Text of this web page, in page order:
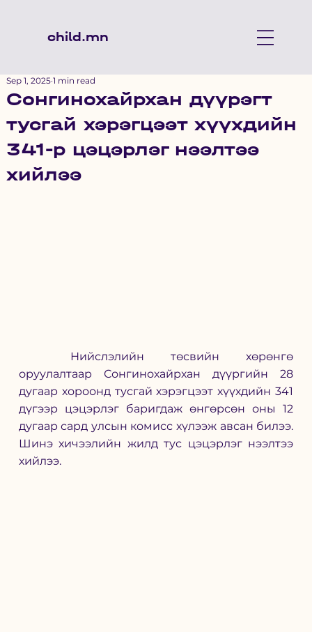
child.mn
Сонгинохайрхан дүүрэгт
тусгай хэрэгцээт хүүхдийн
341-р цэцэрлэг нээлтээ
хийлээ
Sep 1, 2025 1 min read
оруулалтаар Сонгинохайрхан дүүргийн 28
дугаар хороонд тусгай хэрэгцээт хүүхдийн 341
дүгээр цэцэрлэг баригдаж өнгөрсөн оны 12
дугаар сард улсын комисс хүлээж авсан билээ.
Шинэ хичээлийн жилд тус цэцэрлэг нээлтээ
хийлээ.